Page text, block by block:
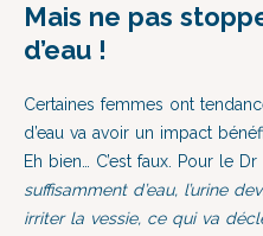
Mais ne pas
d’eau !
Certaines femmes ont
d’eau va avoir un impact
Eh bien… C’est faux. Pour le
suffisamment d’eau, l’urine
irriter la vessie, ce qui va